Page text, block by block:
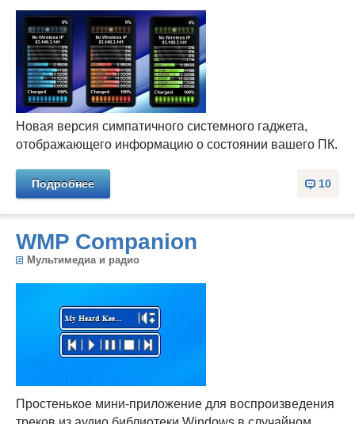
Новая версия симпатичного системного гаджета,
отображающего информацию о состоянии вашего ПК.
10
Подробнее
WMP Companion
Мультимедиа и радио
Простенькое мини-приложение для воспроизведения